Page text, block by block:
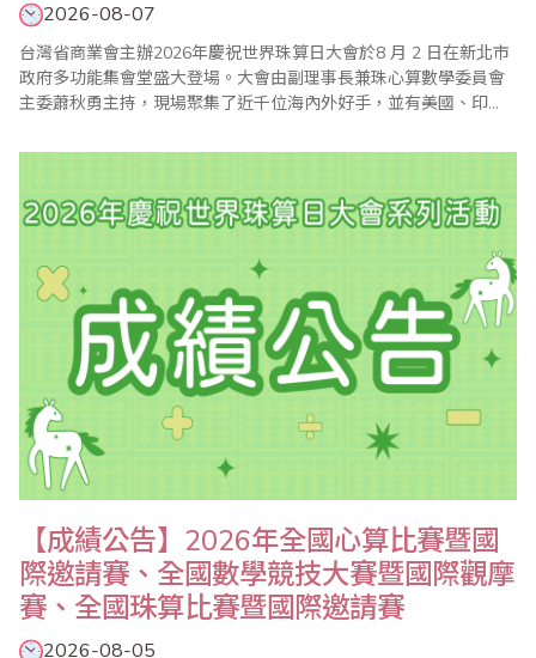
2026-08-07
台灣省商業會主辦2026年慶祝世界珠算日大會於8 月 2 日在新北市
政府多功能集會堂盛大登場。大會由副理事長兼珠心算數學委員會
主委蕭秋勇主持，現場聚集了近千位海內外好手，並有美國、印
事。 蕭秋勇會長在致詞中表示本次慶祝大會同步舉辦珠算、心算、
【成績公告】2026年全國心算比賽暨國
際邀請賽、全國數學競技大賽暨國際觀摩
賽、全國珠算比賽暨國際邀請賽
2026-08-05